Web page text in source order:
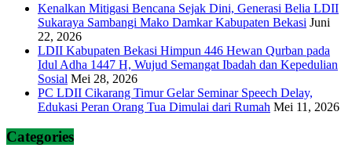
Kenalkan Mitigasi Bencana Sejak Dini, Generasi Belia LDII
Sukaraya Sambangi Mako Damkar Kabupaten Bekasi Juni
22, 2026
LDII Kabupaten Bekasi Himpun 446 Hewan Qurban pada
Idul Adha 1447 H, Wujud Semangat Ibadah dan Kepedulian
Sosial Mei 28, 2026
PC LDII Cikarang Timur Gelar Seminar Speech Delay,
Edukasi Peran Orang Tua Dimulai dari Rumah Mei 11, 2026
Categories